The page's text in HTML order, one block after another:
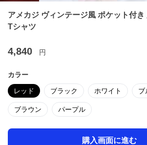
アメカジ ヴィンテージ風 ポケット付き
Tシャツ
4,840 円
カラー
レッド ブラック ホワイト ブ
ブラウン パープル
購入画面に進む